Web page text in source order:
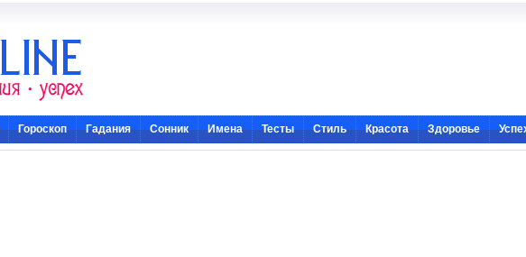
Гороскоп Гадания Сонник Имена Тесты Стиль Красота Здоровье